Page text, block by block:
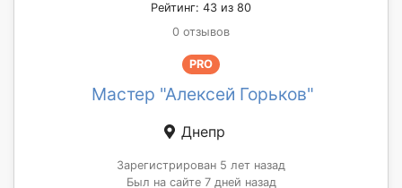
Рейтинг: 43 из 80
0 отзывов
PRO
Мастер "Алексей Горьков"
Днепр
Зарегистрирован 5 лет назад
Был на сайте 7 дней назад